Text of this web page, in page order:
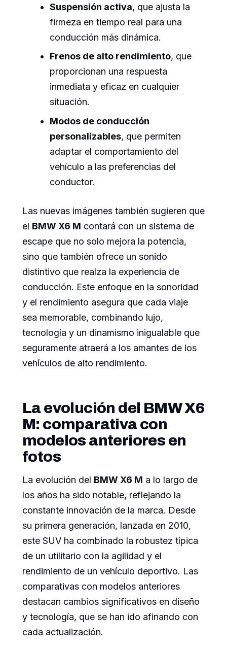
Suspensión activa, que ajusta la
firmeza en tiempo real para una
conducción más dinámica.
Frenos de alto rendimiento, que
proporcionan una respuesta
inmediata y eficaz en cualquier
situación.
Modos de conducción
personalizables, que permiten
adaptar el comportamiento del
vehículo a las preferencias del
conductor.
Las nuevas imágenes también sugieren que
el BMW X6 M contará con un sistema de
escape que no solo mejora la potencia,
sino que también ofrece un sonido
distintivo que realza la experiencia de
conducción. Este enfoque en la sonoridad
y el rendimiento asegura que cada viaje
sea memorable, combinando lujo,
tecnología y un dinamismo inigualable que
seguramente atraerá a los amantes de los
vehículos de alto rendimiento.
La evolución del BMW X6
M: comparativa con
modelos anteriores en
fotos
La evolución del BMW X6 M a lo largo de
los años ha sido notable, reflejando la
constante innovación de la marca. Desde
su primera generación, lanzada en 2010,
este SUV ha combinado la robustez típica
de un utilitario con la agilidad y el
rendimiento de un vehículo deportivo. Las
comparativas con modelos anteriores
destacan cambios significativos en diseño
y tecnología, que se han ido afinando con
cada actualización.